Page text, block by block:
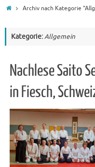
StartArchiv nach Kategorie
Kategorie:Allgemein
Nachlese Saito
in Fiesch,